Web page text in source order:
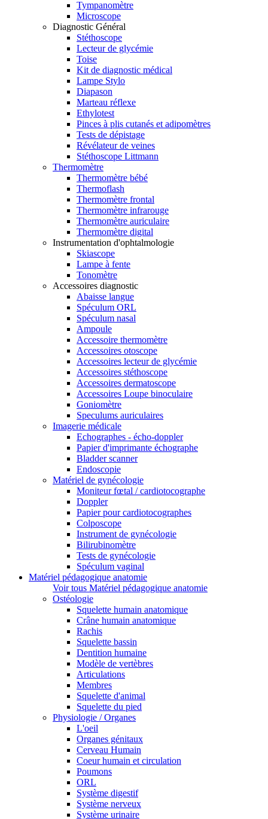
Tympanomètre
Microscope
Diagnostic Général
Stéthoscope
Lecteur de glycémie
Toise
Kit de diagnostic médical
Lampe Stylo
Diapason
Marteau réflexe
Ethylotest
Pinces à plis cutanés et adipomètres
Tests de dépistage
Révélateur de veines
Stéthoscope Littmann
Thermomètre
Thermomètre bébé
Thermoflash
Thermomètre frontal
Thermomètre infrarouge
Thermomètre auriculaire
Thermomètre digital
Instrumentation d'ophtalmologie
Skiascope
Lampe à fente
Tonomètre
Accessoires diagnostic
Abaisse langue
Spéculum ORL
Spéculum nasal
Ampoule
Accessoire thermomètre
Accessoires otoscope
Accessoires lecteur de glycémie
Accessoires stéthoscope
Accessoires dermatoscope
Accessoires Loupe binoculaire
Goniomètre
Speculums auriculaires
Imagerie médicale
Echographes - écho-doppler
Papier d'imprimante échographe
Bladder scanner
Endoscopie
Matériel de gynécologie
Moniteur fœtal / cardiotocographe
Doppler
Papier pour cardiotocographes
Colposcope
Instrument de gynécologie
Bilirubinomètre
Tests de gynécologie
Spéculum vaginal
Matériel pédagogique anatomie
Voir tous Matériel pédagogique anatomie
Ostéologie
Squelette humain anatomique
Crâne humain anatomique
Rachis
Squelette bassin
Dentition humaine
Modèle de vertèbres
Articulations
Membres
Squelette d'animal
Squelette du pied
Physiologie / Organes
L'oeil
Organes génitaux
Cerveau Humain
Coeur humain et circulation
Poumons
ORL
Système digestif
Système nerveux
Système urinaire